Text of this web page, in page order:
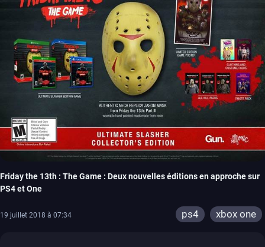
Friday the 13th : The Game : Deux nouvelles éditions en approche sur
PS4 et One
19 juillet 2018 à 07:34 ps4 xbox one